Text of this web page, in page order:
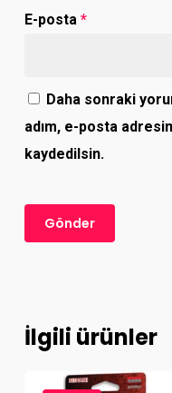
E-posta *
Daha sonraki
adım, e-posta
kaydedilsin.
İlgili ürünler